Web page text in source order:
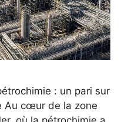
: un pari sur
Au cœur de la zone